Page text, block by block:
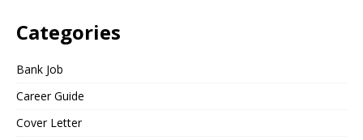
Categories
Bank Job
Career Guide
Cover Letter